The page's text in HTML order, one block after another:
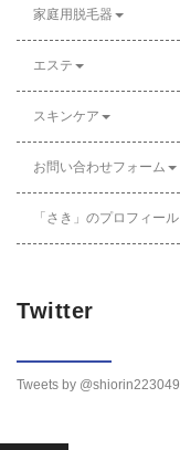
家庭用脱毛器
エステ
スキンケア
お問い合わせフォーム
「さき」のプロフィール
Twitter
Tweets by @shiorin223049